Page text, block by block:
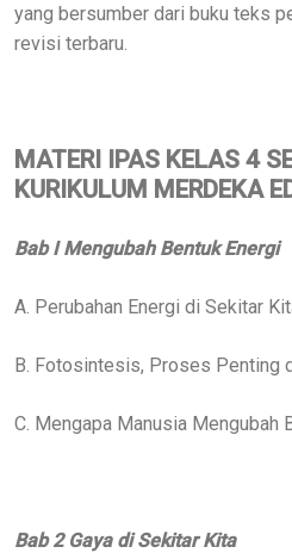
yang bersumber dari buku teks
revisi terbaru.
MATERI IPAS KELAS 4
KURIKULUM MERDEKA
Bab I Mengubah Bentuk Energi
A. Perubahan Energi di Sekitar
B. Fotosintesis, Proses Penting
C. Mengapa Manusia Mengubah
Bab 2 Gaya di Sekitar Kita